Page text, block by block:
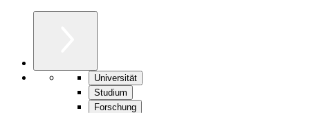
Universität
Studium
Forschung